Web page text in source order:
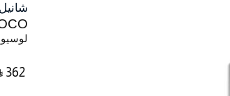
شانيل
⁦362⁩